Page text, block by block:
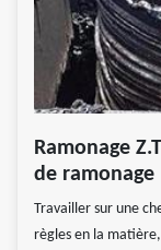
Ramonage
de ramonage
Travailler sur une
règles en la